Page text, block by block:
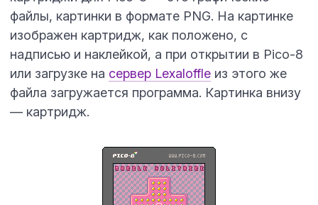
файлы, картинки в формате PNG. На картинке
изображен картридж, как положено, с
надписью и наклейкой, а при открытии в Pico-8
или загрузке на сервер Lexaloffleиз этого же
файла загружается программа. Картинка внизу
— картридж.